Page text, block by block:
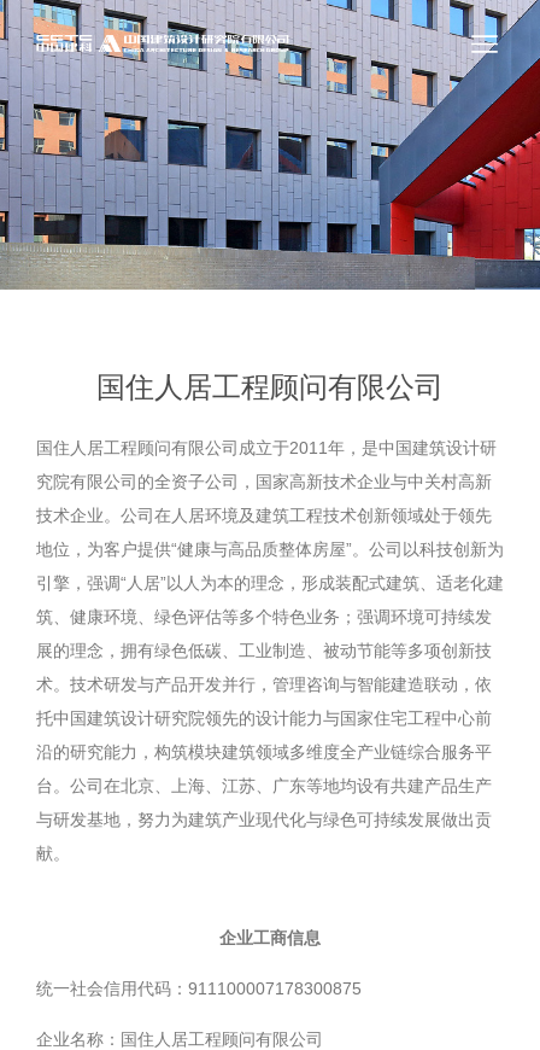
国住人居工程顾问有限公司
国住人居工程顾问有限公司成立于2011年，是中国建筑设计研
究院有限公司的全资子公司，国家高新技术企业与中关村高新
技术企业。公司在人居环境及建筑工程技术创新领域处于领先
地位，为客户提供“健康与高品质整体房屋”。公司以科技创新为
引擎，强调“人居”以人为本的理念，形成装配式建筑、适老化建
筑、健康环境、绿色评估等多个特色业务；强调环境可持续发
展的理念，拥有绿色低碳、工业制造、被动节能等多项创新技
术。技术研发与产品开发并行，管理咨询与智能建造联动，依
托中国建筑设计研究院领先的设计能力与国家住宅工程中心前
沿的研究能力，构筑模块建筑领域多维度全产业链综合服务平
台。公司在北京、上海、江苏、广东等地均设有共建产品生产
与研发基地，努力为建筑产业现代化与绿色可持续发展做出贡
献。
企业工商信息
统一社会信用代码：911100007178300875
企业名称：国住人居工程顾问有限公司